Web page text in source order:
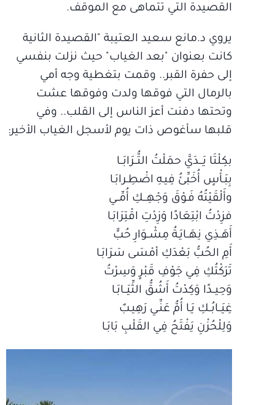
القصيدة التي تتماهى مع الموقف.
يروي د.مانع سعيد العتيبة "القصيدة الثانية
كانت بعنوان "بعد الغياب" حيث نزلت بنفسي
إلى حفرة القبر.. وقمت بتغطية وجه أمي
بالرمال التي فوقها ولدت وفوقها عشت
وتحتها دفنت أعز الناس إلى القلب.. وفي
قلبها سأغوص ذات يوم لأسجل الغياب الأخير:
بكِلْتَا يَـــدَيَّ حمَلْتُ التُّــرَابَــا
بِبَـأْسٍ أُخَبِّئُ فِيـهِ اضْطِـرابَـا
وأَلْقَيْتُهُ فَـوْقَ وَجْهِـــكِ أُمِّــي
فزِدْتُ ابْتِعَادًا وَزِدْتِ اقْتِرَابَـا
أَهَــذِي نِهَــايَـةُ مِشْــوَارِ حُبٍّ
أَمِ الحُبُّ بَعْدَكِ أمْسَى سَرَابَـا
تَرَكْتُكِ فِي جَوْفِ قَبْرٍ وَسِرْتُ
وَحِيــدًا وَكِدْتُ أَشُقُّ الثِّيَــابَـا
غِيَــابُــكِ يَـا أُمُّ عَنِّـي رَهِيـبٌ
وَلِلْحُزْنِ يَفْتَحُ فِي القَلْبِ بَابَـا